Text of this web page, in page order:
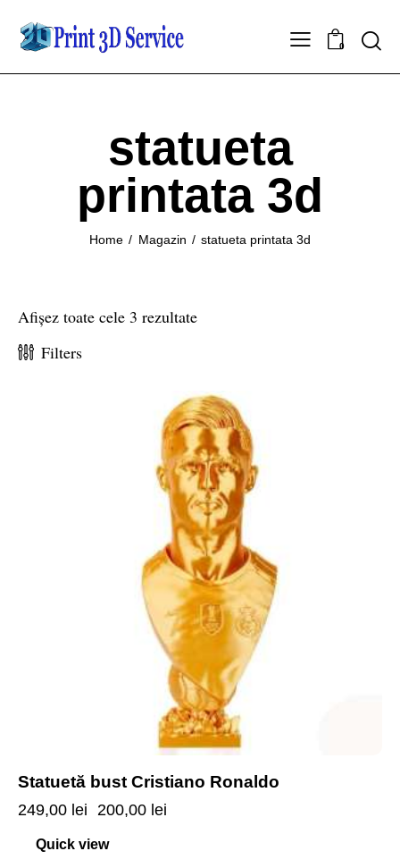
0
statueta
printata 3d
Home Magazin statueta printata 3d
Afișez toate cele 3 rezultate
Filters
Statuetă bust Cristiano Ronaldo
249,00 lei 200,00 lei
Quick view